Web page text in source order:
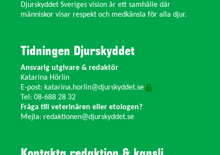
Djurskyddet Sveriges vision är ett samhälle där
människor visar respekt och medkänsla för alla djur.
Tidningen Djurskyddet
Ansvarig utgivare & redaktör
Katarina Hörlin
E-post: katarina.horlin@djurskyddet.se
Tel: 08-688 28 32
Fråga till veterinären eller etologen?
Mejla: redaktionen@djurskyddet.se